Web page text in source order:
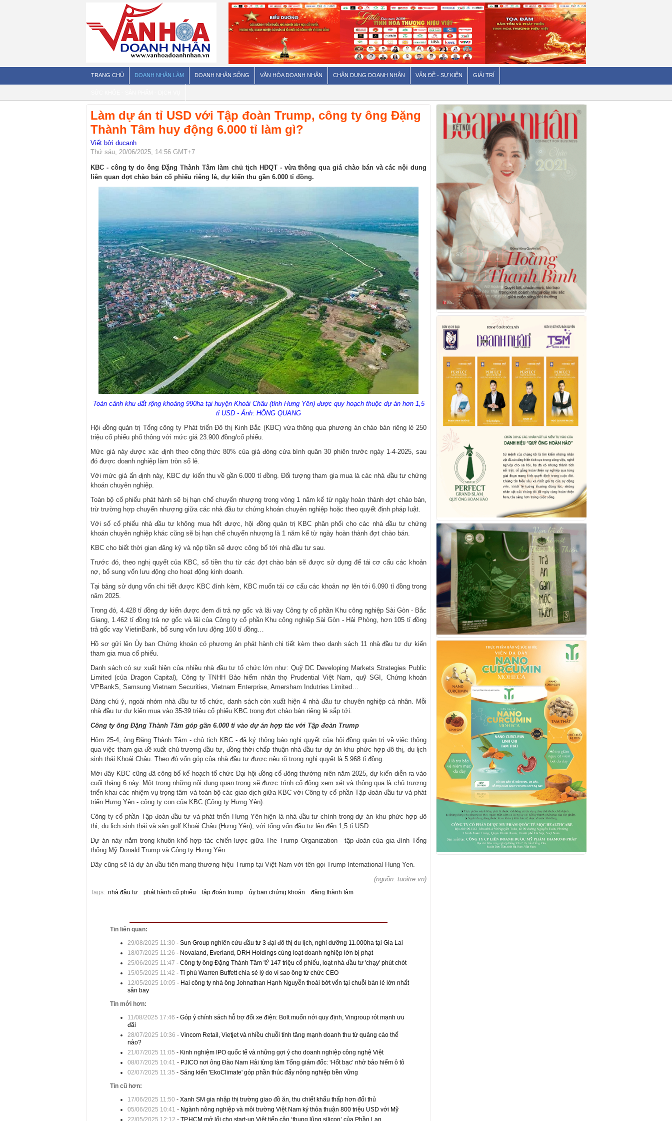
TRANG CHỦ DOANH NHÂN LÀM DOANH NHÂN SỐNG VĂN HÓA DOANH NHÂN CHÂN DUNG DOANH NHÂN VẤN ĐỀ - SỰ KIỆN GIẢI TRÍ
Làm dự án tỉ USD với Tập đoàn Trump, công ty ông Đặng
Thành Tâm huy động 6.000 tỉ làm gì?
Viết bởi ducanh
Thứ sáu, 20/06/2025, 14:56 GMT+7
KBC - công ty do ông Đặng Thành Tâm làm chủ tịch HĐQT - vừa thông qua giá chào bán và các nội dung
liên quan đợt chào bán cổ phiếu riêng lẻ, dự kiến thu gần 6.000 tỉ đồng.
Toàn cảnh khu đất rộng khoảng 990ha tại huyện Khoái Châu (tỉnh Hưng Yên) được quy hoạch thuộc dự án hơn 1,5
tỉ USD - Ảnh: HỒNG QUANG
Hội đồng quản trị Tổng công ty Phát triển Đô thị Kinh Bắc (KBC) vừa thông qua phương án chào bán riêng lẻ 250
triệu cổ phiếu phổ thông với mức giá 23.900 đồng/cổ phiếu.
Mức giá này được xác định theo công thức 80% của giá đóng cửa bình quân 30 phiên trước ngày 1-4-2025, sau
đó được doanh nghiệp làm tròn số lẻ.
Với mức giá ấn định này, KBC dự kiến thu về gần 6.000 tỉ đồng. Đối tượng tham gia mua là các nhà đầu tư chứng
khoán chuyên nghiệp.
Toàn bộ cổ phiếu phát hành sẽ bị hạn chế chuyển nhượng trong vòng 1 năm kể từ ngày hoàn thành đợt chào bán,
trừ trường hợp chuyển nhượng giữa các nhà đầu tư chứng khoán chuyên nghiệp hoặc theo quyết định pháp luật.
Với số cổ phiếu nhà đầu tư không mua hết được, hội đồng quản trị KBC phân phối cho các nhà đầu tư chứng
khoán chuyên nghiệp khác cũng sẽ bị hạn chế chuyển nhượng là 1 năm kể từ ngày hoàn thành đợt chào bán.
KBC cho biết thời gian đăng ký và nộp tiền sẽ được công bố tới nhà đầu tư sau.
Trước đó, theo nghị quyết của KBC, số tiền thu từ các đợt chào bán sẽ được sử dụng để tái cơ cấu các khoản
nợ, bổ sung vốn lưu động cho hoạt động kinh doanh.
Tại bảng sử dụng vốn chi tiết được KBC đính kèm, KBC muốn tái cơ cấu các khoản nợ lên tới 6.090 tỉ đồng trong
năm 2025.
Trong đó, 4.428 tỉ đồng dự kiến được đem đi trả nợ gốc và lãi vay Công ty cổ phần Khu công nghiệp Sài Gòn - Bắc
Giang, 1.462 tỉ đồng trả nợ gốc và lãi của Công ty cổ phần Khu công nghiệp Sài Gòn - Hải Phòng, hơn 105 tỉ đồng
trả gốc vay VietinBank, bổ sung vốn lưu động 160 tỉ đồng…
Hồ sơ gửi lên Ủy ban Chứng khoán có phương án phát hành chi tiết kèm theo danh sách 11 nhà đầu tư dự kiến
tham gia mua cổ phiếu.
Danh sách có sự xuất hiện của nhiều nhà đầu tư tổ chức lớn như: Quỹ DC Developing Markets Strategies Public
Limited (của Dragon Capital), Công ty TNHH Bảo hiểm nhân thọ Prudential Việt Nam, quỹ SGI, Chứng khoán
VPBankS, Samsung Vietnam Securities, Vietnam Enterprise, Amersham Indutries Limited…
Đáng chú ý, ngoài nhóm nhà đầu tư tổ chức, danh sách còn xuất hiện 4 nhà đầu tư chuyên nghiệp cá nhân. Mỗi
nhà đầu tư dự kiến mua vào 35-39 triệu cổ phiếu KBC trong đợt chào bán riêng lẻ sắp tới.
Công ty ông Đặng Thành Tâm góp gần 6.000 tỉ vào dự án hợp tác với Tập đoàn Trump
Hôm 25-4, ông Đặng Thành Tâm - chủ tịch KBC - đã ký thông báo nghị quyết của hội đồng quản trị về việc thông
qua việc tham gia đề xuất chủ trương đầu tư, đồng thời chấp thuận nhà đầu tư dự án khu phức hợp đô thị, du lịch
sinh thái Khoái Châu. Theo đó vốn góp của nhà đầu tư được nêu rõ trong nghị quyết là 5.968 tỉ đồng.
Mới đây KBC cũng đã công bố kế hoạch tổ chức Đại hội đồng cổ đông thường niên năm 2025, dự kiến diễn ra vào
cuối tháng 6 này. Một trong những nội dung quan trọng sẽ được trình cổ đông xem xét và thông qua là chủ trương
triển khai các nhiệm vụ trọng tâm và toàn bộ các giao dịch giữa KBC với Công ty cổ phần Tập đoàn đầu tư và phát
triển Hưng Yên - công ty con của KBC (Công ty Hưng Yên).
Công ty cổ phần Tập đoàn đầu tư và phát triển Hưng Yên hiện là nhà đầu tư chính trong dự án khu phức hợp đô
thị, du lịch sinh thái và sân golf Khoái Châu (Hưng Yên), với tổng vốn đầu tư lên đến 1,5 tỉ USD.
Dự án này nằm trong khuôn khổ hợp tác chiến lược giữa The Trump Organization - tập đoàn của gia đình Tổng
thống Mỹ Donald Trump và Công ty Hưng Yên.
Đây cũng sẽ là dự án đầu tiên mang thương hiệu Trump tại Việt Nam với tên gọi Trump International Hung Yen.
(nguồn: tuoitre.vn)
Tags: nhà đầu tư phát hành cổ phiếu tập đoàn trump ủy ban chứng khoán đặng thành tâm
Tin liên quan:
29/08/2025 11:30 - Sun Group nghiên cứu đầu tư 3 đại đô thị du lịch, nghỉ dưỡng 11.000ha tại Gia Lai
18/07/2025 11:26 - Novaland, Everland, DRH Holdings cùng loạt doanh nghiệp lớn bị phạt
25/06/2025 11:47 - Công ty ông Đặng Thành Tâm 'ế' 147 triệu cổ phiếu, loạt nhà đầu tư 'chạy' phút chót
15/05/2025 11:42 - Tỉ phú Warren Buffett chia sẻ lý do vì sao ông từ chức CEO
12/05/2025 10:05 - Hai công ty nhà ông Johnathan Hạnh Nguyễn thoái bớt vốn tại chuỗi bán lẻ lớn nhất
sân bay
Tin mới hơn:
11/08/2025 17:46 - Góp ý chính sách hỗ trợ đổi xe điện: Bolt muốn nới quy định, Vingroup rót mạnh ưu
đãi
28/07/2025 10:36 - Vincom Retail, Vietjet và nhiều chuỗi tính tăng mạnh doanh thu từ quảng cáo thế
nào?
21/07/2025 11:05 - Kinh nghiệm IPO quốc tế và những gợi ý cho doanh nghiệp công nghệ Việt
08/07/2025 10:41 - PJICO nơi ông Đào Nam Hải từng làm Tổng giám đốc: ‘Hốt bạc’ nhờ bảo hiểm ô tô
02/07/2025 11:35 - Sáng kiến 'EkoClimate' góp phần thúc đẩy nông nghiệp bền vững
Tin cũ hơn:
17/06/2025 11:50 - Xanh SM gia nhập thị trường giao đồ ăn, thu chiết khấu thấp hơn đối thủ
05/06/2025 10:41 - Ngành nông nghiệp và môi trường Việt Nam ký thỏa thuận 800 triệu USD với Mỹ
22/05/2025 12:12 - TP.HCM mở lối cho start-up Việt tiếp cận ‘thung lũng silicon’ của Phần Lan